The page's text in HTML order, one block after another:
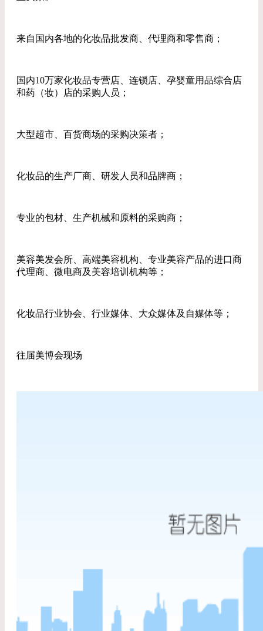
来自国内各地的化妆品批发商、代理商和零售商；
国内10万家化妆品专营店、连锁店、孕婴童用品综合店
和药（妆）店的采购人员；
大型超市、百货商场的采购决策者；
化妆品的生产厂商、研发人员和品牌商；
专业的包材、生产机械和原料的采购商；
美容美发会所、高端美容机构、专业美容产品的进口商
代理商、微电商及美容培训机构等；
化妆品行业协会、行业媒体、大众媒体及自媒体等；
往届美博会现场